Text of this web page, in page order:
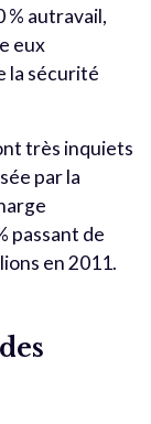
% autravail,
eux
la sécurité
très inquiets
par la
passant de
en 2011.